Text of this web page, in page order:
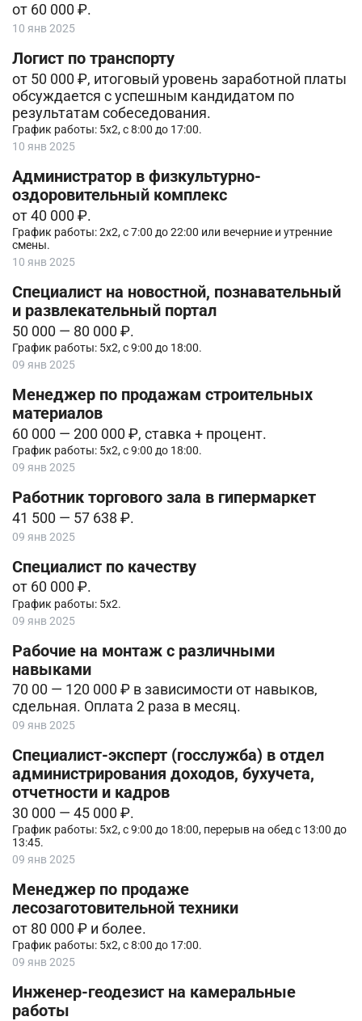
от 60 000 ₽.
10 янв 2025
Логист по транспорту
от 50 000 ₽, итоговый уровень заработной платы
обсуждается с успешным кандидатом по
результатам собеседования.
График работы: 5х2, с 8:00 до 17:00.
10 янв 2025
Администратор в физкультурно-
оздоровительный комплекс
от 40 000 ₽.
График работы: 2х2, с 7:00 до 22:00 или вечерние и утренние
смены.
10 янв 2025
Специалист на новостной, познавательный
и развлекательный портал
50 000 — 80 000 ₽.
График работы: 5х2, с 9:00 до 18:00.
09 янв 2025
Менеджер по продажам строительных
материалов
60 000 — 200 000 ₽, ставка + процент.
График работы: 5х2, с 9:00 до 18:00.
09 янв 2025
Работник торгового зала в гипермаркет
41 500 — 57 638 ₽.
09 янв 2025
Специалист по качеству
от 60 000 ₽.
График работы: 5х2.
09 янв 2025
Рабочие на монтаж с различными
навыками
70 00 — 120 000 ₽ в зависимости от навыков,
сдельная. Оплата 2 раза в месяц.
09 янв 2025
Специалист-эксперт (госслужба) в отдел
администрирования доходов, бухучета,
отчетности и кадров
30 000 — 45 000 ₽.
График работы: 5х2, с 9:00 до 18:00, перерыв на обед с 13:00 до
13:45.
09 янв 2025
Менеджер по продаже
лесозаготовительной техники
от 80 000 ₽ и более.
График работы: 5х2, с 8:00 до 17:00.
09 янв 2025
Инженер-геодезист на камеральные
работы